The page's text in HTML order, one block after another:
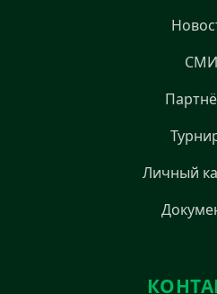
СМИ
Личный